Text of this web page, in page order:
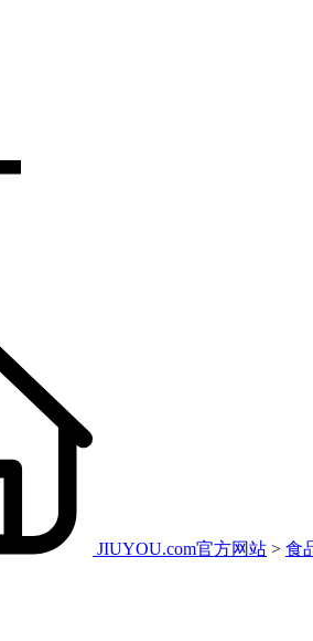
JIUYOU.com官方网站 > 食